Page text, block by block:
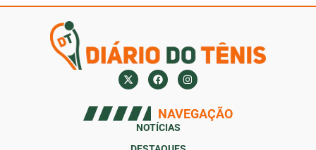
NAVEGAÇÃO
NOTÍCIAS